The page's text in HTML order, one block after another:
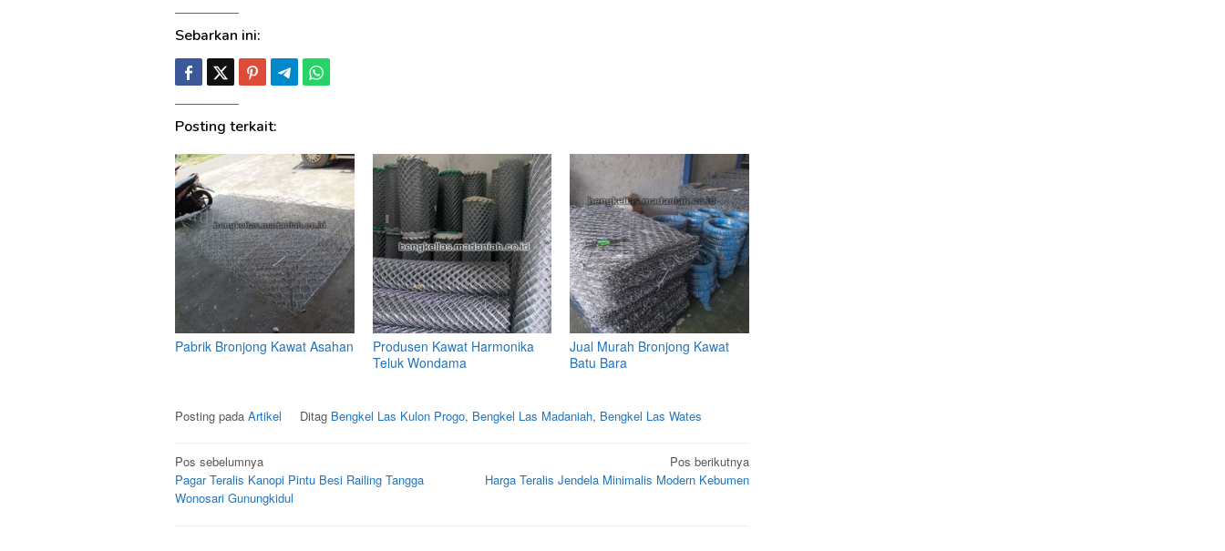
Sebarkan ini:
Posting terkait:
Pabrik Bronjong Kawat Asahan
Produsen Kawat Harmonika
Teluk Wondama
Jual Murah Bronjong Kawat
Batu Bara
Posting pada Artikel Ditag Bengkel Las Kulon Progo, Bengkel Las Madaniah, Bengkel Las Wates
Navigasi
pos
Pos sebelumnya
Pagar Teralis Kanopi Pintu Besi Railing Tangga
Wonosari Gunungkidul
Pos berikutnya
Harga Teralis Jendela Minimalis Modern Kebumen